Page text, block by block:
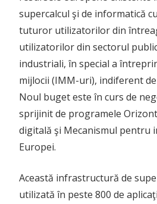
supercalcul şi de informatică
tuturor utilizatorilor din
utilizatorilor din sectorul
industriali, în special a
mijlocii (IMM-uri), indiferent
Noul buget este în curs de
sprijinit de programele
digitală şi Mecanismul pentru
Europei.
Această infrastructură de
utilizată în peste 800 de